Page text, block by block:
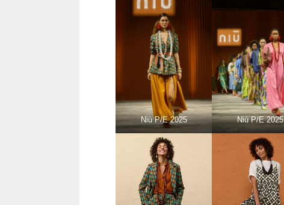
Niù P/E 2025 Niù P/E 2025